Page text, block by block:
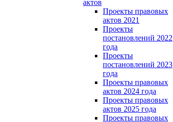
актов
Проекты правовых
актов 2021
Проекты
постановлений 2022
года
Проекты
постановлений 2023
года
Проекты правовых
актов 2024 года
Проекты правовых
актов 2025 года
Проекты правовых